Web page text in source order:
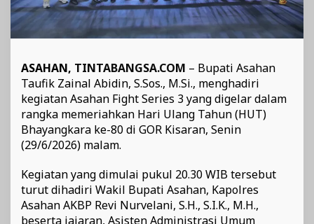
ASAHAN, TINTABANGSA.COM – Bupati Asahan
Taufik Zainal Abidin, S.Sos., M.Si., menghadiri
kegiatan Asahan Fight Series 3 yang digelar dalam
rangka memeriahkan Hari Ulang Tahun (HUT)
Bhayangkara ke-80 di GOR Kisaran, Senin
(29/6/2026) malam.
Kegiatan yang dimulai pukul 20.30 WIB tersebut
turut dihadiri Wakil Bupati Asahan, Kapolres
Asahan AKBP Revi Nurvelani, S.H., S.I.K., M.H.,
beserta jajaran, Asisten Administrasi Umum